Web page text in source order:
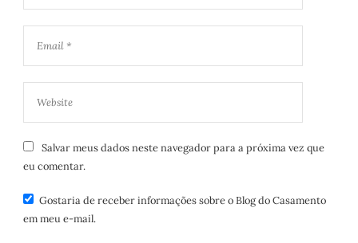
Salvar meus dados neste navegador para a próxima vez que
eu comentar.
Gostaria de receber informações sobre o Blog do Casamento
em meu e-mail.